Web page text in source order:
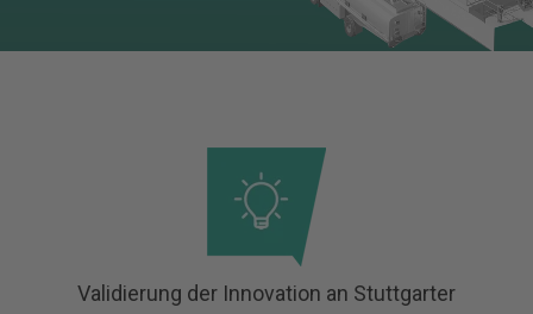
Validierung der Innovation an Stuttgarter